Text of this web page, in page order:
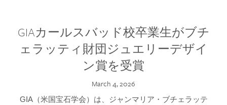
GIAカールスバッド校卒業生がブチ
ェラッティ財団ジュエリーデザイ
ン賞を受賞
March 4, 2026
GIA（米国宝石学会）は、ジャンマリア・ブチェラッテ